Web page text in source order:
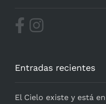
Entradas recientes
El Cielo existe y está